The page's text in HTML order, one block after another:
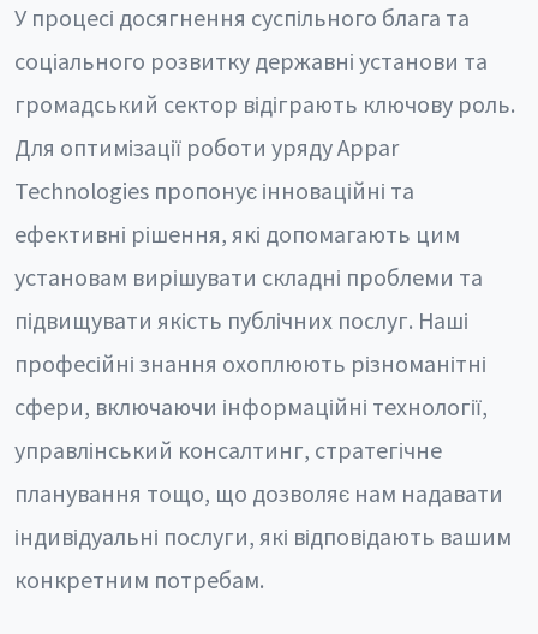
У процесі досягнення суспільного блага та
соціального розвитку державні установи та
громадський сектор відіграють ключову роль.
Для оптимізації роботи уряду Appar
Technologies пропонує інноваційні та
ефективні рішення, які допомагають цим
установам вирішувати складні проблеми та
підвищувати якість публічних послуг. Наші
професійні знання охоплюють різноманітні
сфери, включаючи інформаційні технології,
управлінський консалтинг, стратегічне
планування тощо, що дозволяє нам надавати
індивідуальні послуги, які відповідають вашим
конкретним потребам.